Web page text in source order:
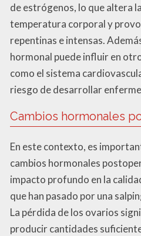
de estrógenos, lo que altera
temperatura corporal y
repentinas e intensas.
hormonal puede influir en
como el sistema
riesgo de desarrollar
Cambios hormonales
En este contexto, es
cambios hormonales
impacto profundo en la
que han pasado por una
La pérdida de los ovarios
producir cantidades